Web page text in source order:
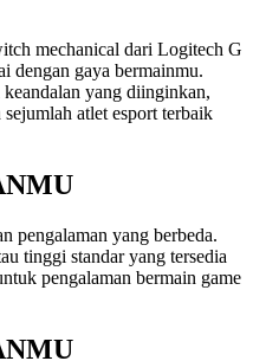
mechanical dari Logitech G
dengan gaya bermainmu.
yang diinginkan,
atlet esport terbaik
pengalaman yang berbeda.
tinggi standar yang tersedia
pengalaman bermain game